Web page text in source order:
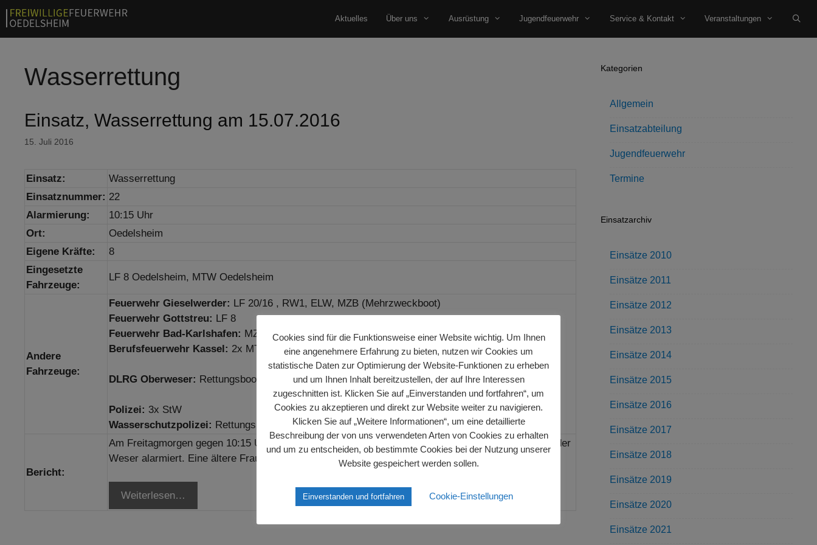
Zum
Inhalt
springen
Aktuelles Über uns Ausrüstung Jugendfeuerwehr Service & Kontakt Veranstaltungen
Wasserrettung
Einsatz, Wasserrettung am 15.07.2016
15. Juli 2016
Einsatz:
Wasserrettung
Einsatznummer: 22
Alarmierung:
10:15 Uhr
Ort:
Oedelsheim
Eigene Kräfte:
8
Eingesetzte
Fahrzeuge:
LF 8 Oedelsheim, MTW Oedelsheim
Andere
Fahrzeuge:
Feuerwehr Gieselwerder: LF 20/16 , RW1, ELW, MZB (Mehrzweckboot)
Feuerwehr Gottstreu: LF 8
Feuerwehr Bad-Karlshafen: MZB
Berufsfeuerwehr Kassel: 2x MTW (Taucher)
DLRG Oberweser: Rettungsboot
Polizei: 3x StW
Wasserschutzpolizei: Rettungsboot
Bericht:
Am Freitagmorgen gegen 10:15 Uhr wurde die Feuerwehr Oedelsheim zur Rettung einer Person in der
Weser alarmiert. Eine ältere Frau wurde am Morgen als vermisst gemeldet.
Weiterlesen…
Kategorien
Allgemein
Einsatzabteilung
Jugendfeuerwehr
Termine
Einsatzarchiv
Einsätze 2010
Einsätze 2011
Einsätze 2012
Einsätze 2013
Einsätze 2014
Einsätze 2015
Einsätze 2016
Einsätze 2017
Einsätze 2018
Einsätze 2019
Einsätze 2020
Einsätze 2021
Cookies sind für die Funktionsweise einer Website wichtig. Um Ihnen
eine angenehmere Erfahrung zu bieten, nutzen wir Cookies um
statistische Daten zur Optimierung der Website-Funktionen zu erheben
und um Ihnen Inhalt bereitzustellen, der auf Ihre Interessen
zugeschnitten ist. Klicken Sie auf „Einverstanden und fortfahren“, um
Cookies zu akzeptieren und direkt zur Website weiter zu navigieren.
Klicken Sie auf „Weitere Informationen“, um eine detaillierte
Beschreibung der von uns verwendeten Arten von Cookies zu erhalten
und um zu entscheiden, ob bestimmte Cookies bei der Nutzung unserer
Website gespeichert werden sollen.
Einverstanden und fortfahren Cookie-Einstellungen